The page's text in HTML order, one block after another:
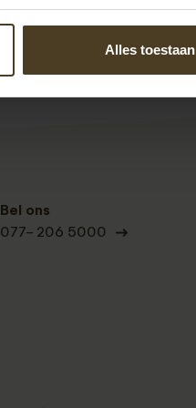
Alles toestaan
Bel ons
077- 206 5000